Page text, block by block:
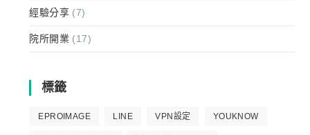
經驗分享 (7)
院所開業 (17)
標籤
EPROIMAGE LINE VPN設定 YOUKNOW